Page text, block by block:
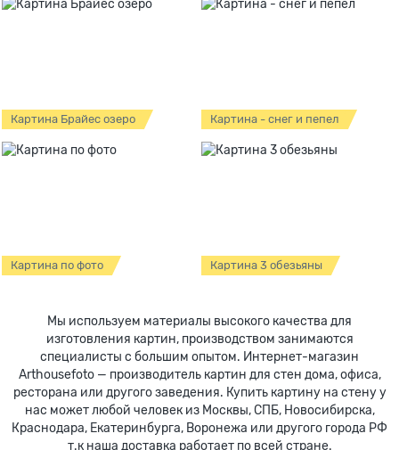
Картина Брайес озеро Картина - снег и пепел
Картина по фото Картина 3 обезьяны
Мы используем материалы высокого качества для
изготовления картин, производством занимаются
специалисты с большим опытом. Интернет-магазин
Arthousefoto — производитель картин для стен дома, офиса,
ресторана или другого заведения. Купить картину на стену у
нас может любой человек из Москвы, СПБ, Новосибирска,
Краснодара, Екатеринбурга, Воронежа или другого города РФ
т.к наша доставка работает по всей стране.